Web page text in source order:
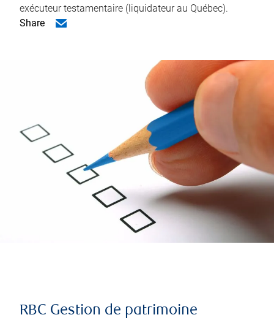
exécuteur testamentaire (liquidateur au Québec).
Share
RBC Gestion de patrimoine